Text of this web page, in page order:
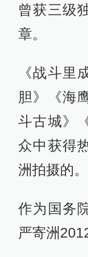
曾获三级
章。
《战斗里
胆》《海
斗古城》
众中获得
洲拍摄的。
作为国务
严寄洲